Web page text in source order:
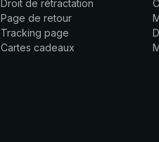
Droit de rétractation
Page de retour
Tracking page
Cartes cadeaux